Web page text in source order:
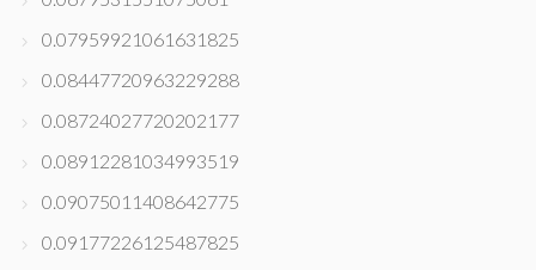
0.07959921061631825
0.08447720963229288
0.08724027720202177
0.08912281034993519
0.09075011408642775
0.09177226125487825